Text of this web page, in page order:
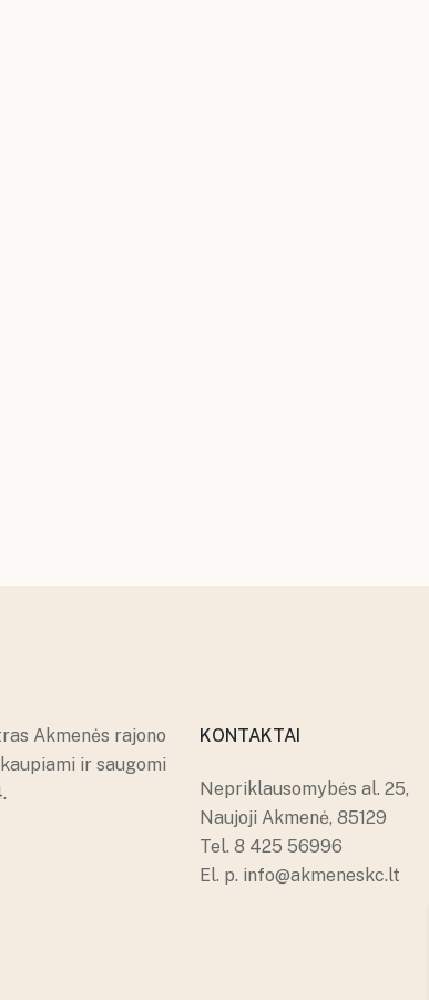
Akmenės rajono
ir saugomi
KONTAKTAI
Nepriklausomybės al. 25,
Naujoji Akmenė, 85129
Tel. 8 425 56996
El. p. info@akmeneskc.lt